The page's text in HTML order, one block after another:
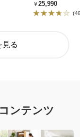
￥25,990
見る
ンテンツ